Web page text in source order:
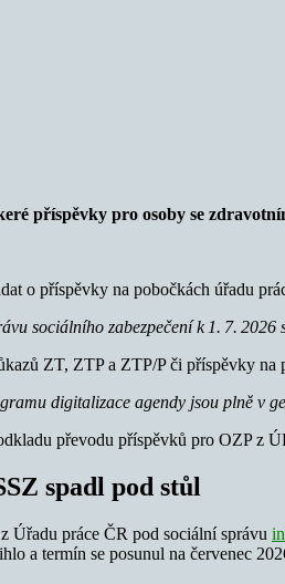
příspěvky pro osoby se
o příspěvky na pobočkách úřadu
sociálního zabezpečení k 1. 7.
ZT, ZTP a ZTP/P či příspěvky
digitalizace agendy jsou plně v
převodu příspěvků pro OZP z
spadl pod stůl
Úřadu práce ČR pod sociální správu
a termín se posunul na červenec